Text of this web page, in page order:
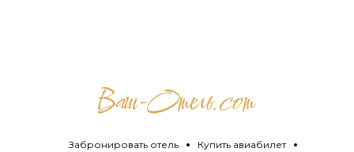
Забронировать отель
Купить авиабилет